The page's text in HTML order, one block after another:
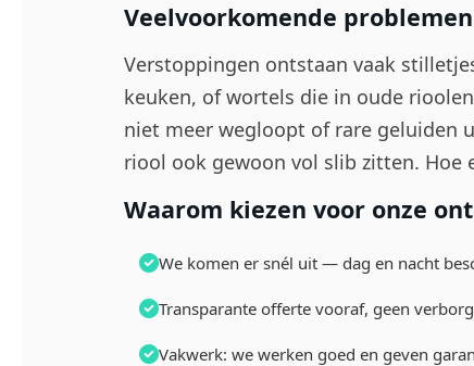
Veelvoorkomende problemen
Verstoppingen ontstaan vaak
keuken, of wortels die in oude
niet meer wegloopt of rare geluiden
riool ook gewoon vol slib zitten. Hoe
Waarom kiezen voor onze
We komen er snél uit — dag en nacht
Transparante offerte vooraf, geen
Vakwerk: we werken goed en geven